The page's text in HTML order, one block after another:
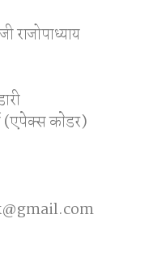
राजोपाध्याय
(एपेक्स काेडर)